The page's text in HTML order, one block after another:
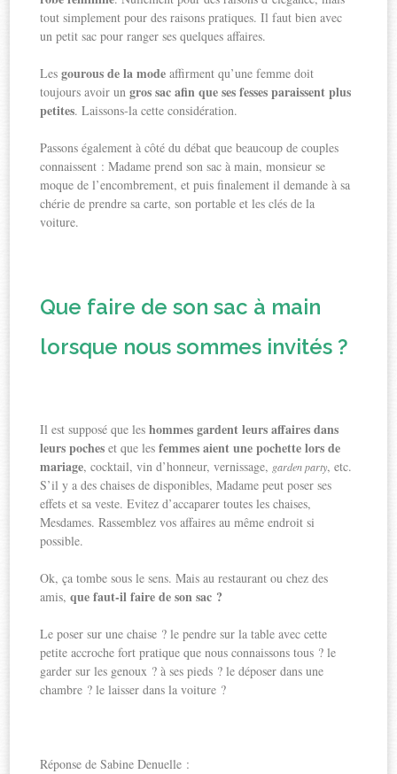
tout simplement pour des raisons pratiques. Il faut bien avec
un petit sac pour ranger ses quelques affaires.
Lesgourous de la mode affirment qu’une femme doit
toujours avoir ungros sac afin que ses fesses paraissent plus
petites. Laissons-la cette considération.
Passons également à côté du débat que beaucoup de couples
connaissent : Madame prend son sac à main, monsieur se
moque de l’encombrement, et puis finalement il demande à sa
chérie de prendre sa carte, son portable et les clés de la
voiture.
Que faire de son sac à main
lorsque nous sommes invités ?
Il est supposé que leshommes gardent leurs affaires dans
leurs poches et que lesfemmes aient une pochette lors de
mariage, cocktail, vin d’honneur, vernissage, garden party, etc.
S’il y a des chaises de disponibles, Madame peut poser ses
effets et sa veste. Evitez d’accaparer toutes les chaises,
Mesdames. Rassemblez vos affaires au même endroit si
possible.
Ok, ça tombe sous le sens. Mais au restaurant ou chez des
amis,que faut-il faire de son sac ?
Le poser sur une chaise ? le pendre sur la table avec cette
petite accroche fort pratique que nous connaissons tous ? le
garder sur les genoux ? à ses pieds ? le déposer dans une
chambre ? le laisser dans la voiture ?
Réponse de Sabine Denuelle :